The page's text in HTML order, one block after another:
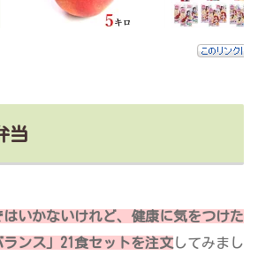
当
いかないけれど、健康に気をつけた
ンス」21食セットを注文してみまし